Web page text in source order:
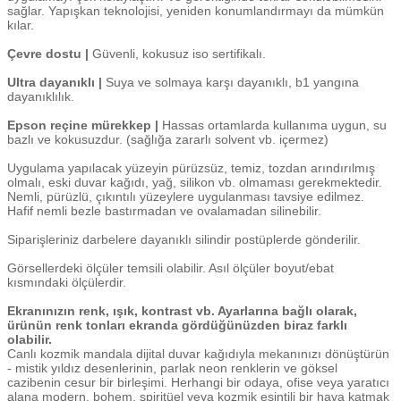
sağlar. Yapışkan teknolojisi, yeniden konumlandırmayı da mümkün
kılar.
Çevre dostu | Güvenli, kokusuz iso sertifikalı.
Ultra dayanıklı | Suya ve solmaya karşı dayanıklı, b1 yangına
dayanıklılık.
Epson reçine mürekkep | Hassas ortamlarda kullanıma uygun, su
bazlı ve kokusuzdur. (sağlığa zararlı solvent vb. içermez)
Uygulama yapılacak yüzeyin pürüzsüz, temiz, tozdan arındırılmış
olmalı, eski duvar kağıdı, yağ, silikon vb. olmaması gerekmektedir.
Nemli, pürüzlü, çıkıntılı yüzeylere uygulanması tavsiye edilmez.
Hafif nemli bezle bastırmadan ve ovalamadan silinebilir.
Siparişleriniz darbelere dayanıklı silindir postüplerde gönderilir.
Görsellerdeki ölçüler temsili olabilir. Asıl ölçüler boyut/ebat
kısmındaki ölçülerdir.
Ekranınızın renk, ışık, kontrast vb. Ayarlarına bağlı olarak,
ürünün renk tonları ekranda gördüğünüzden biraz farklı
olabilir.
Canlı kozmik mandala dijital duvar kağıdıyla mekanınızı dönüştürün
- mistik yıldız desenlerinin, parlak neon renklerin ve göksel
cazibenin cesur bir birleşimi. Herhangi bir odaya, ofise veya yaratıcı
alana modern, bohem, spiritüel veya kozmik esintili bir hava katmak